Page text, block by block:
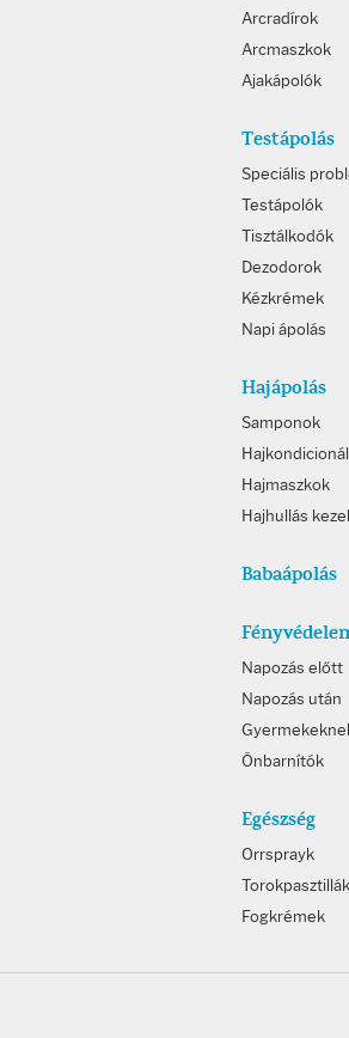
Arcradírok
Arcmaszkok
Ajakápolók
Testápolás
Speciális
Testápolók
Tisztálkodók
Dezodorok
Kézkrémek
Napi ápolás
Hajápolás
Samponok
Hajmaszkok
Hajhullás
Babaápolás
Napozás előtt
Napozás után
Önbarnítók
Egészség
Orrsprayk
Torokpasztillák
Fogkrémek